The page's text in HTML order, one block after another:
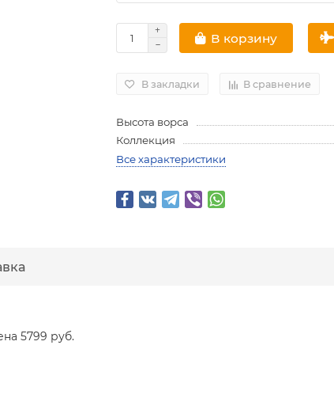
В корзину
В закладки В сравнение
Высота ворса
Коллекция
Все характеристики
5799 руб.